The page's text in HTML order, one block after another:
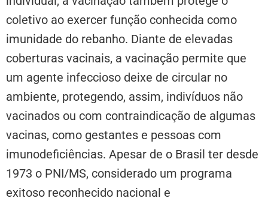
coletivo ao exercer função conhecida como
imunidade do rebanho. Diante de elevadas
coberturas vacinais, a vacinação permite que
um agente infeccioso deixe de circular no
ambiente, protegendo, assim, indivíduos não
vacinados ou com contraindicação de algumas
vacinas, como gestantes e pessoas com
imunodeficiências. Apesar de o Brasil ter desde
1973 o PNI/MS, considerado um programa
exitoso reconhecido nacional e